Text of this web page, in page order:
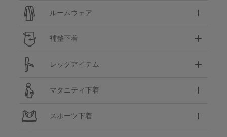
ルームウェア
補整下着
レッグアイテム
マタニティ下着
スポーツ下着